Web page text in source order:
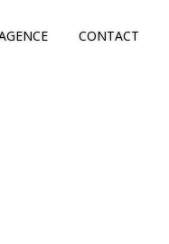
CONTACT